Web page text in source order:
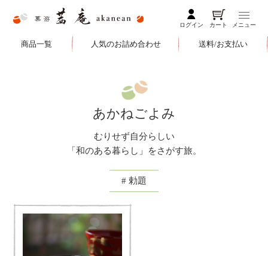
ログイン カート メニュー
商品一覧 人気のお詰め合わせ 送料/お支払い
あかねごよみ
むりせず自分らしい
「和のある暮らし」をさがす旅。
# 勅題